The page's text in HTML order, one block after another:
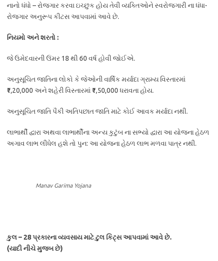
નાનો ધંધો – રોજગાર કરવા ઇચ્છુક હોય તેવી વ્યક્તિઓને સ્વરોજગારી ના ધંધા-
રોજગાર અનુરૂપ કીટસ આપવામાં આવે છે.
નિયમો અને શરતો :
જે ઉમેદવારની ઉંમર 18 થી 60 વર્ષ હોવી જોઈએ.
અનુસૂચિત જાતિના લોકો કે જેઓની વાર્ષિક મર્યાદા ગ્રામ્ય વિસ્તારમાં
₹1,20,000 અને શહેરી વિસ્તારમાં ₹1,50,000 ધરાવતા હોય.
અનુસૂચિત જાતિ પૈકી અતિપછાત જાતિ માટે કોઈ આવક મર્યાદા નથી.
લાભાર્થી દ્વારા અથવા લાભાર્થીના અન્ય કુટુંબ ના સભ્યો દ્વારા આ યોજના હેઠળ
અગાવ લાભ લીધેલ હશે તો પુન: આ યોજના હેઠળ લાભ મળવા પાત્ર નથી.
Manav Garima Yojana
કુલ – 28 પ્રકારના વ્યવસાય માટે ટુલ કિટ્સ આપવામાં આવે છે.
(યાદી નીચે મુજબ છે)